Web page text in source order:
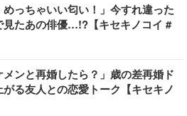
めっちゃいい匂い！」今すれ違った
見たあの俳優…!?【キセキノコイ #
メンと再婚したら？」歳の差再婚ド
る友人との恋愛トーク【キセキノ